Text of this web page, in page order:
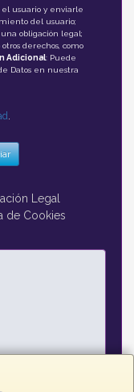
el usuario y enviarle
del usuario;
obligación legal;
derechos, como
Adicional: Puede
Datos en nuestra
.
Legal
de Cookies